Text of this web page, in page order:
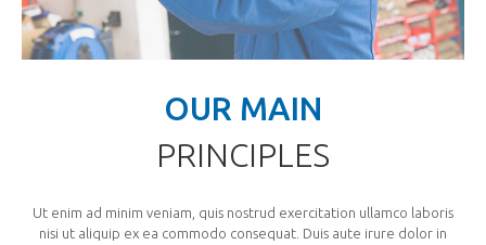
OUR MAIN
PRINCIPLES
Ut enim ad minim veniam, quis nostrud exercitation ullamco laboris
nisi ut aliquip ex ea commodo consequat. Duis aute irure dolor in